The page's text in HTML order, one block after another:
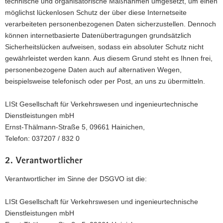
möglichst lückenlosen Schutz der über diese Internetseite
verarbeiteten personenbezogenen Daten sicherzustellen. Dennoch
können internetbasierte Datenübertragungen grundsätzlich
Sicherheitslücken aufweisen, sodass ein absoluter Schutz nicht
gewährleistet werden kann. Aus diesem Grund steht es Ihnen frei,
personenbezogene Daten auch auf alternativen Wegen,
beispielsweise telefonisch oder per Post, an uns zu übermitteln.
LISt Gesellschaft für Verkehrswesen und ingenieurtechnische
Dienstleistungen mbH
Ernst-Thälmann-Straße 5, 09661 Hainichen,
Telefon: 037207 / 832 0
2. Verantwortlicher
Verantwortlicher im Sinne der DSGVO ist die:
LISt Gesellschaft für Verkehrswesen und ingenieurtechnische
Dienstleistungen mbH